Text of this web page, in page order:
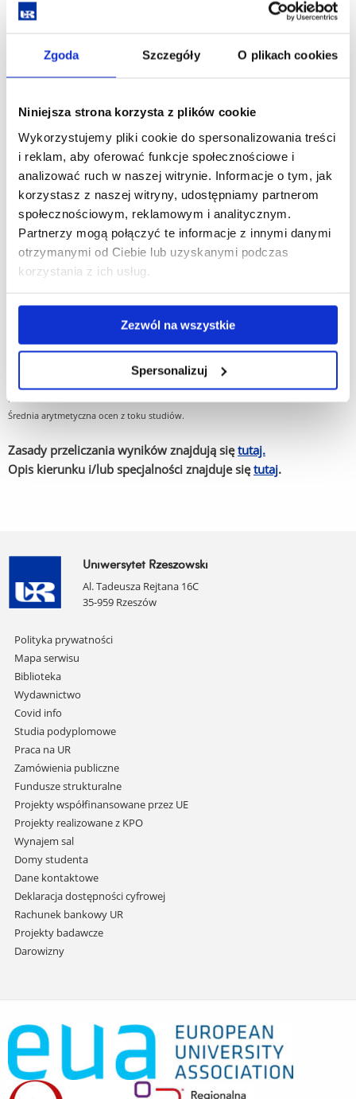
Zgoda Szczegóły O plikach cookies
Niniejsza strona korzysta z plików cookie
Wykorzystujemy pliki cookie do spersonalizowania treści
i reklam, aby oferować funkcje społecznościowe i
analizować ruch w naszej witrynie. Informacje o tym, jak
korzystasz z naszej witryny, udostępniamy partnerom
społecznościowym, reklamowym i analitycznym.
Partnerzy mogą połączyć te informacje z innymi danymi
otrzymanymi od Ciebie lub uzyskanymi podczas
korzystania z ich usług.
Zezwól na wszystkie
Spersonalizuj
wymienionych na powyższej liście z efektami uczenia się dla
i gospodarka odpadami, indywidualnie dla każdego
Kryterium kwalifikacyjne
Ocena na dyplomie ukończenia studiów dla absolwentów
kierunków wymienionych w wymaganiach wstępnych.
Dla absolwentów kierunków studiów nie wymienionych
w wymaganiach wstępnych pozytywny wynik z rozmowy
kwalifikacyjnej sprawdzającej kompetencje kandydata do
podjęcia studiów II stopnia.
się określonych w programie studiów oraz harmonogram
studiów które ukończył, przed podaniem wyników
kwalifikacji.
gdy liczba kandydatów z tą samą liczbą punktów
Średnia arytmetyczna ocen z toku studiów.
Zasady przeliczania wyników znajdują siętutaj.
Opis kierunku i/lub specjalności znajduje siętutaj.
Uniwersytet Rzeszowski
Al. Tadeusza Rejtana 16C
35-959 Rzeszów
Pomiń
nawigację
i
przejdź
do
treści
Polityka prywatności
Mapa serwisu
Biblioteka
Wydawnictwo
Covid info
Studia podyplomowe
Praca na UR
Zamówienia publiczne
Fundusze strukturalne
Projekty współfinansowane przez UE
Projekty realizowane z KPO
Wynajem sal
Domy studenta
Dane kontaktowe
Deklaracja dostępności cyfrowej
Rachunek bankowy UR
Projekty badawcze
Darowizny